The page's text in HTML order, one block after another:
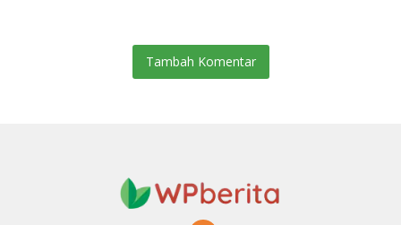
Tambah Komentar